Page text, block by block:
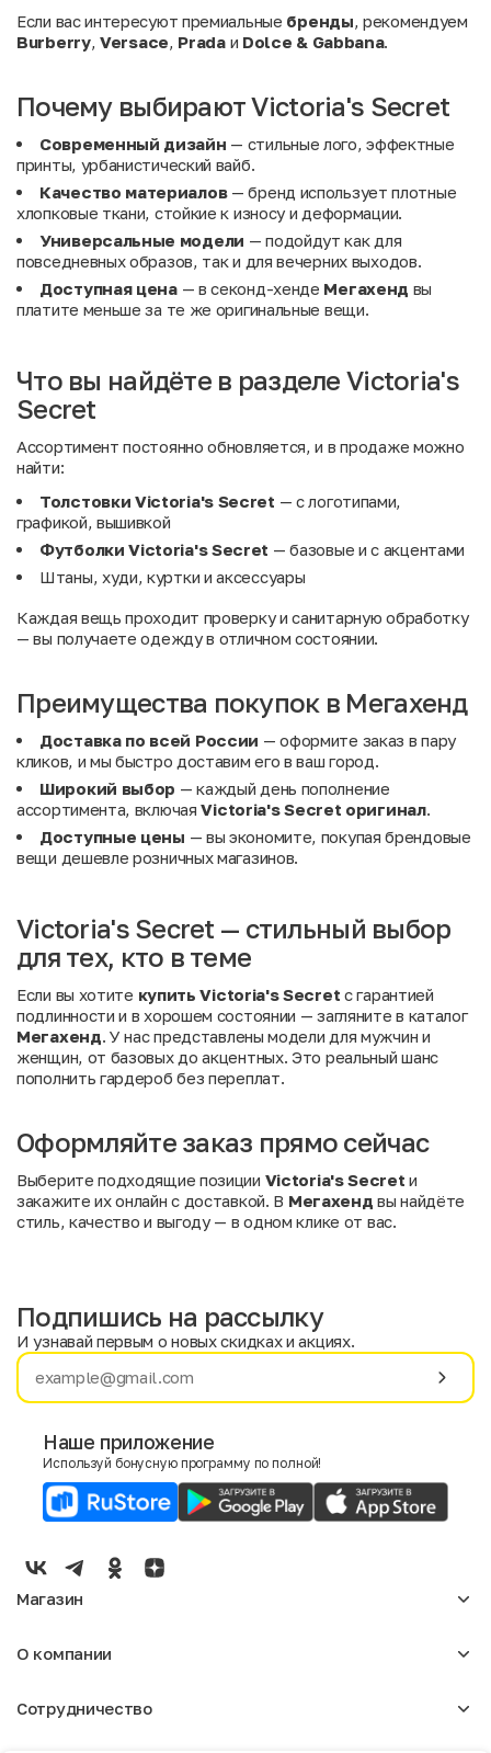
Если вас интересуют премиальные бренды, рекомендуем
Burberry,Versace, Pradaи Dolce & Gabbana.
Почему выбирают Victoria's Secret
Современный дизайн — стильные лого, эффектные
принты, урбанистический вайб.
Качество материалов— бренд использует плотные
хлопковые ткани, стойкие к износу и деформации.
Универсальные модели — подойдут как для
повседневных образов, так и для вечерних выходов.
Доступная цена— в секонд-хенде Мегахенд вы
платите меньше за те же оригинальные вещи.
Что вы найдёте в разделе Victoria's
Secret
Ассортимент постоянно обновляется, и в продаже можно
найти:
Толстовки Victoria's Secret — с логотипами,
графикой, вышивкой
Футболки Victoria's Secret — базовые и с акцентами
Штаны, худи, куртки и аксессуары
Каждая вещь проходит проверку и санитарную обработку
— вы получаете одежду в отличном состоянии.
Преимущества покупок в Мегахенд
Доставка по всей России — оформите заказ в пару
кликов, и мы быстро доставим его в ваш город.
Широкий выбор — каждый день пополнение
ассортимента, включаяVictoria's Secret оригинал.
Доступные цены — вы экономите, покупая брендовые
вещи дешевле розничных магазинов.
Victoria's Secret — стильный выбор
для тех, кто в теме
Если вы хотите купить Victoria's Secret с гарантией
подлинности и в хорошем состоянии — загляните в каталог
Мегахенд. У нас представлены модели для мужчин и
женщин, от базовых до акцентных. Это реальный шанс
пополнить гардероб без переплат.
Оформляйте заказ прямо сейчас
Выберите подходящие позиции Victoria's Secret и
закажите их онлайн с доставкой. В Мегахенд вы найдёте
стиль, качество и выгоду — в одном клике от вас.
Имя
E-mail
Мужской
Женский
Подпишись на рассылку
И узнавай первым о новых скидках и акциях.
Наше приложение
Используй бонусную программу по полной!
Магазин
Мужское
О компании
Отзывы
Сотрудничество